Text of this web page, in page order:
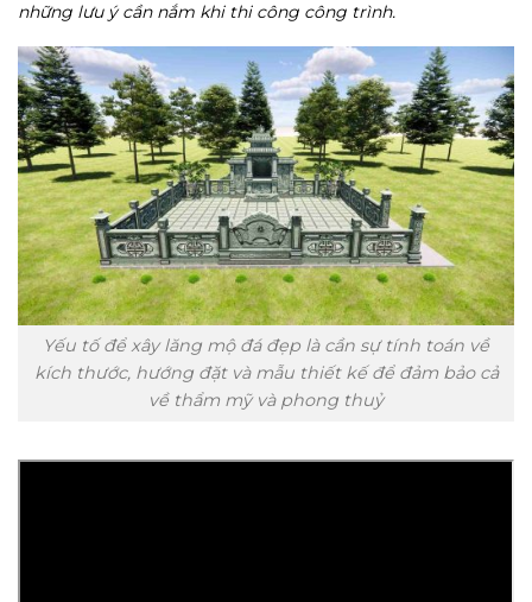
những lưu ý cần nắm khi thi công công trình.
Yếu tố để xây lăng mộ đá đẹp là cần sự tính toán về
kích thước, hướng đặt và mẫu thiết kế để đảm bảo cả
về thẩm mỹ và phong thuỷ